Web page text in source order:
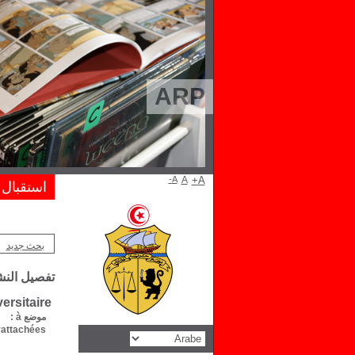
ARP
بحث جديد
تفصيل
موضع à :
:
استقبال A- A A+